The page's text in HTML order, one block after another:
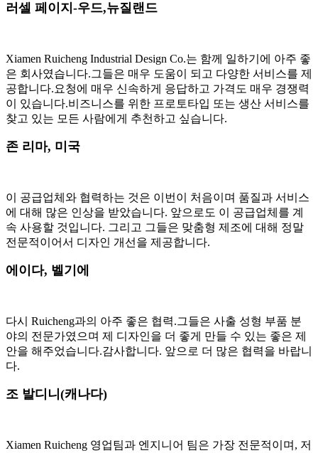
러셀 페이지-우드,뉴질랜드
Xiamen Ruicheng Industrial Design Co.는 함께 일하기에 아주 좋
은 회사였습니다.그들은 매우 도움이 되고 다양한 서비스를 제
공합니다.요청에 매우 신속하게 응답하고 가격도 매우 경쟁력
이 있습니다.비즈니스를 위한 프로토타입 또는 생산 서비스를
찾고 있는 모든 사람에게 추천하고 싶습니다.
존 리마, 미국
이 공급업체와 협력하는 것은 이번이 처음이며 품질과 서비스
에 대해 많은 인상을 받았습니다. 앞으로도 이 공급업체를 계
속 사용할 것입니다. 그리고 그들은 맞춤형 제조에 대해 정말
전문적이어서 디자인 개선을 제공합니다.
에이다, 벨기에
다시 Ruicheng과의 아주 좋은 협력.그들은 사출 성형 부품 분
야의 전문가였으며 제 디자인을 더 좋게 만들 수 있는 좋은 제
안을 해주었습니다.감사합니다. 앞으로 더 많은 협력을 바랍니
다.
조 발디니(캐나다)
Xiamen Ruicheng 영업팀과 엔지니어 팀은 가장 전문적이며, 저